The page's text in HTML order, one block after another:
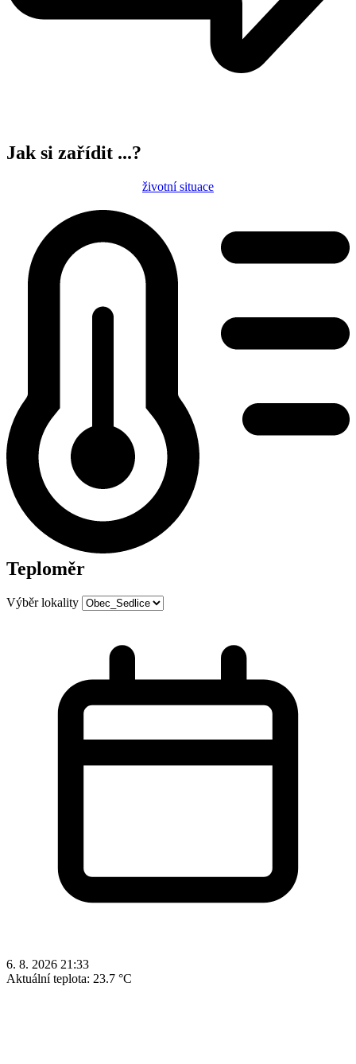
Jak si zařídit ...?
životní situace
Teploměr
Výběr lokality
6. 8. 2026 21:33
Aktuální teplota: 23.7 °C